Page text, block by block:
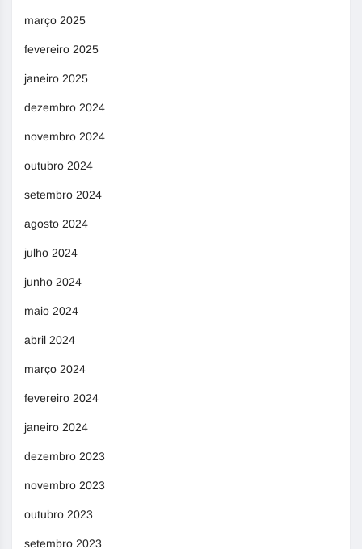
março 2025
fevereiro 2025
janeiro 2025
dezembro 2024
novembro 2024
outubro 2024
setembro 2024
agosto 2024
julho 2024
junho 2024
maio 2024
abril 2024
março 2024
fevereiro 2024
janeiro 2024
dezembro 2023
novembro 2023
outubro 2023
setembro 2023